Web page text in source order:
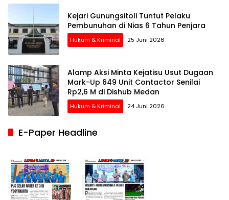
Kejari Gunungsitoli Tuntut Pelaku
Pembunuhan di Nias 6 Tahun Penjara
Hukum & Kriminal 25 Juni 2026
Alamp Aksi Minta Kejatisu Usut Dugaan
Mark-Up 649 Unit Contactor Senilai
Rp2,6 M di Dishub Medan
Hukum & Kriminal 24 Juni 2026
E-Paper Headline